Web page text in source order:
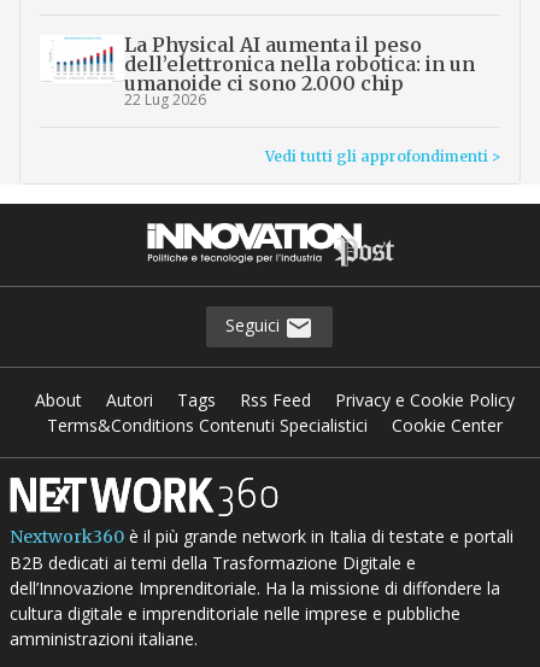
La Physical AI aumenta il peso
dell’elettronica nella robotica: in un
umanoide ci sono 2.000 chip
22 Lug 2026
Vedi tutti gli approfondimenti >
Seguici
About Autori Tags Rss Feed
Privacy e Cookie Policy
Terms&Conditions Contenuti Specialistici
Cookie Center
Nextwork360è il più grande network in Italia di testate e portali
B2B dedicati ai temi della Trasformazione Digitale e
dell’Innovazione Imprenditoriale. Ha la missione di diffondere la
cultura digitale e imprenditoriale nelle imprese e pubbliche
amministrazioni italiane.